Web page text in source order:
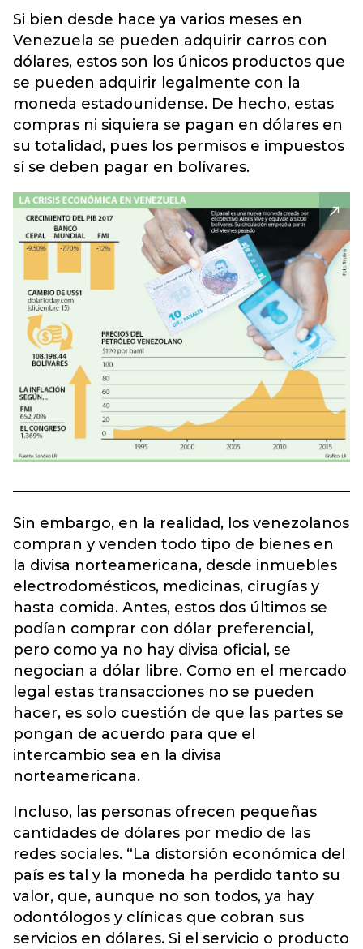
Si bien desde hace ya varios meses en
Venezuela se pueden adquirir carros con
dólares, estos son los únicos productos que
se pueden adquirir legalmente con la
moneda estadounidense. De hecho, estas
compras ni siquiera se pagan en dólares en
su totalidad, pues los permisos e impuestos
sí se deben pagar en bolívares.
Sin embargo, en la realidad, los venezolanos
compran y venden todo tipo de bienes en
la divisa norteamericana, desde inmuebles
electrodomésticos, medicinas, cirugías y
hasta comida. Antes, estos dos últimos se
podían comprar con dólar preferencial,
pero como ya no hay divisa oficial, se
negocian a dólar libre. Como en el mercado
legal estas transacciones no se pueden
hacer, es solo cuestión de que las partes se
pongan de acuerdo para que el
intercambio sea en la divisa
norteamericana.
Incluso, las personas ofrecen pequeñas
cantidades de dólares por medio de las
redes sociales. “La distorsión económica del
país es tal y la moneda ha perdido tanto su
valor, que, aunque no son todos, ya hay
odontólogos y clínicas que cobran sus
servicios en dólares. Si el servicio o producto